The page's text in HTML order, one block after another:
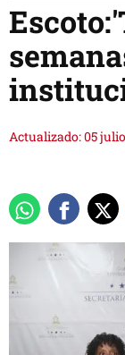
Actualizado: 05